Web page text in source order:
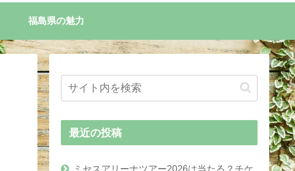
福島県の魅力
最近の投稿
ミセスアリーナツアー2026は当たる？チケ